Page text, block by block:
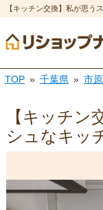
【キッチン交換】私が思う
TOP 千葉県 市
【キッチン
シュなキッ